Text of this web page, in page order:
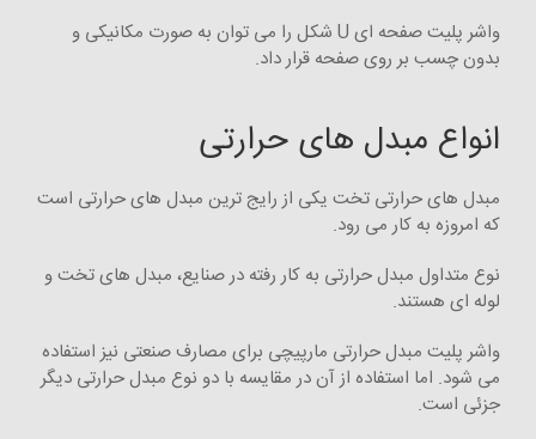
واشر پلیت صفحه ای U شکل را می توان به صورت مکانیکی و
بدون چسب بر روی صفحه قرار داد.
انواع مبدل های حرارتی
مبدل های حرارتی تخت یکی از رایج ترین مبدل های حرارتی است
که امروزه به کار می رود.
نوع متداول مبدل حرارتی به کار رفته در صنایع، مبدل های تخت و
لوله ای هستند.
واشر پلیت مبدل حرارتی مارپیچی برای مصارف صنعتی نیز استفاده
می شود. اما استفاده از آن در مقایسه با دو نوع مبدل حرارتی دیگر
جزئی است.